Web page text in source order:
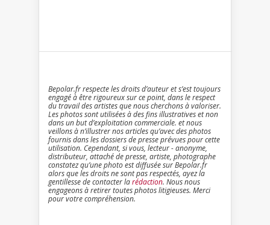
Bepolar.fr respecte les droits d’auteur et s’est toujours
engagé à être rigoureux sur ce point, dans le respect
du travail des artistes que nous cherchons à valoriser.
Les photos sont utilisées à des fins illustratives et non
dans un but d’exploitation commerciale. et nous
veillons à n’illustrer nos articles qu’avec des photos
fournis dans les dossiers de presse prévues pour cette
utilisation. Cependant, si vous, lecteur - anonyme,
distributeur, attaché de presse, artiste, photographe
constatez qu’une photo est diffusée sur Bepolar.fr
alors que les droits ne sont pas respectés, ayez la
gentillesse de contacter larédaction. Nous nous
engageons à retirer toutes photos litigieuses. Merci
pour votre compréhension.